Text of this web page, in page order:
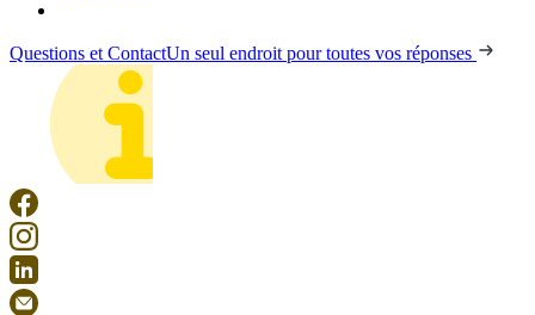
Questions et ContactUn seul endroit pour toutes vos réponses